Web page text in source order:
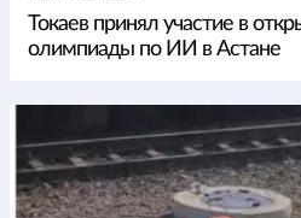
Токаев принял участие в
олимпиады по ИИ в Астане